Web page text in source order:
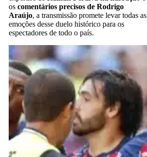
os comentários precisos de Rodrigo
Araújo, a transmissão promete levar todas as
emoções desse duelo histórico para os
espectadores de todo o país.